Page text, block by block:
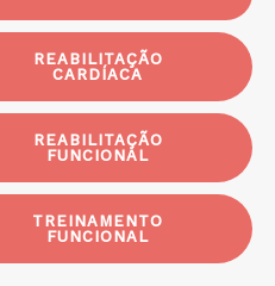
REABILITAÇÃO
CARDÍACA
REABILITAÇÃO
FUNCIONAL
TREINAMENTO
FUNCIONAL